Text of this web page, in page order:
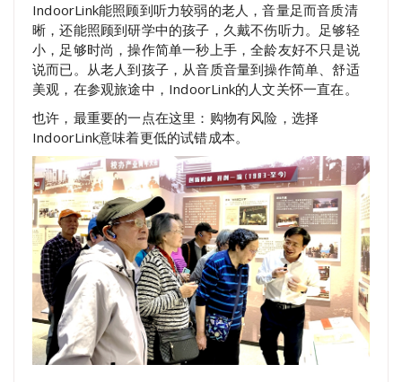
IndoorLink能照顾到听力较弱的老人，音量足而音质清
晰，还能照顾到研学中的孩子，久戴不伤听力。足够轻
小，足够时尚，操作简单一秒上手，全龄友好不只是说
说而已。从老人到孩子，从音质音量到操作简单、舒适
美观，在参观旅途中，IndoorLink的人文关怀一直在。
也许，最重要的一点在这里：购物有风险，选择
IndoorLink意味着更低的试错成本。